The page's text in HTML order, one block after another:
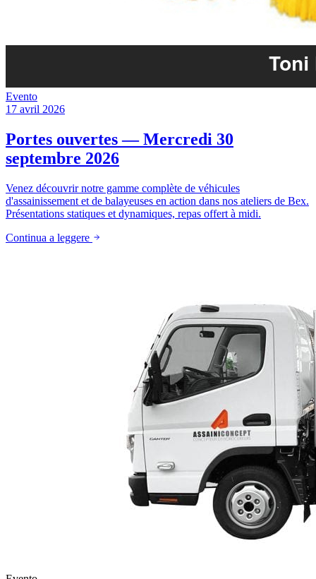
Evento
17 avril 2026
Portes ouvertes — Mercredi 30
septembre 2026
Venez découvrir notre gamme complète de véhicules
d'assainissement et de balayeuses en action dans nos ateliers de Bex.
Présentations statiques et dynamiques, repas offert à midi.
Continua a leggere